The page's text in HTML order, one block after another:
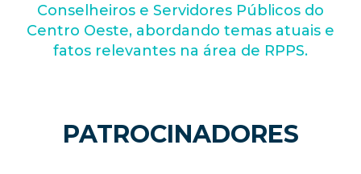
Conselheiros e Servidores Públicos do
Centro Oeste, abordando temas atuais e
fatos relevantes na área de RPPS.
PATROCINADORES